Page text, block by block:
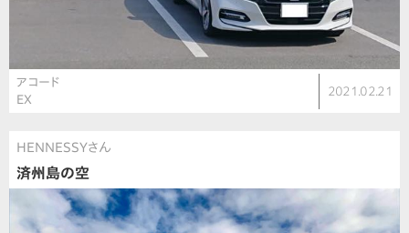
アコード
EX
2021.02.21
HENNESSYさん
済州島の空